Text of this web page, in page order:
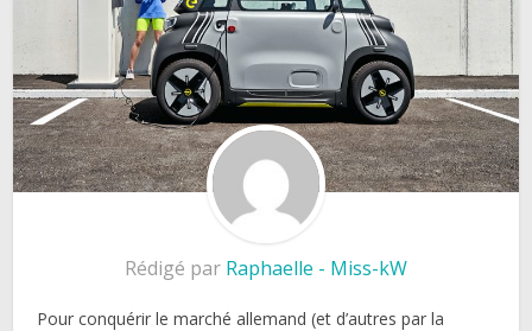
Rédigé par Raphaelle - Miss-kW
Pour conquérir le marché allemand (et d’autres par la